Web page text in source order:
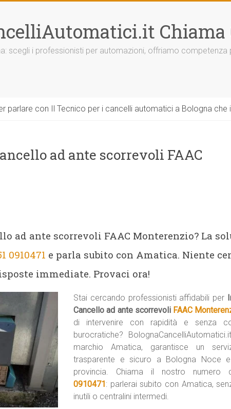
Chiama
scegli i professionisti per automazioni, offriamo
parlare con Il Tecnico per i cancelli automatici a Bologna che
ad ante scorrevoli FAAC
ad ante scorrevoli FAAC Monterenzio? La
0910471 e parla subito con Amatica. Niente
immediate. Provaci ora!
Stai cercando professionisti affidabili per
Cancello ad ante scorrevoli FAAC
di intervenire con rapidità e senza
burocratiche?
marchio Amatica, garantisce un
trasparente e sicuro a Bologna Noce
provincia. Chiama il nostro numero
0910471: parlerai subito con Amatica,
inutili o centralini intermedi.